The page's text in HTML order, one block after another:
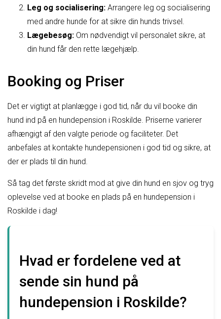
Leg og socialisering: Arrangere leg og socialisering
med andre hunde for at sikre din hunds trivsel.
Lægebesøg: Om nødvendigt vil personalet sikre, at
din hund får den rette lægehjælp.
Booking og Priser
Det er vigtigt at planlægge i god tid, når du vil booke din
hund ind på en hundepension i Roskilde. Priserne varierer
afhængigt af den valgte periode og faciliteter. Det
anbefales at kontakte hundepensionen i god tid og sikre, at
der er plads til din hund.
Så tag det første skridt mod at give din hund en sjov og tryg
oplevelse ved at booke en plads på en hundepension i
Roskilde i dag!
Hvad er fordelene ved at
sende sin hund på
hundepension i Roskilde?